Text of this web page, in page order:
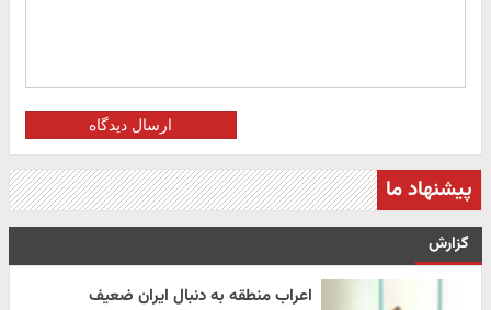
ارسال دیدگاه
پیشنهاد ما
گزارش
اعراب منطقه به دنبال ایران ضعیف